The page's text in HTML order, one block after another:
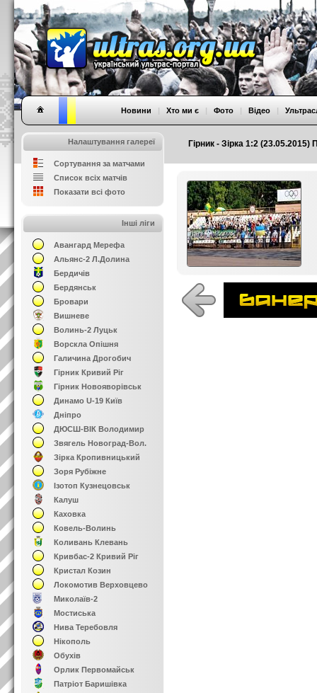
Гірник - Зірка 1:2 (23.05.2015)
Новини | Хто ми є | Фото | Відео |
Налаштування галереї
Сортування за матчами
Список всіх матчів
Показати всі фото
Інші ліги
Авангард Мерефа
Альянс-2 Л.Долина
Бердичів
Бердянськ
Бровари
Вишневе
Волинь-2 Луцьк
Ворскла Опішня
Галичина Дрогобич
Гірник Кривий Ріг
Гірник Новояворівськ
Динамо U-19 Київ
Дніпро
ДЮСШ-ВІК Володимир
Звягель Новоград-Вол.
Зірка Кропивницький
Зоря Рубіжне
Ізотоп Кузнецовськ
Калуш
Каховка
Ковель-Волинь
Коливань Клевань
Кривбас-2 Кривий Ріг
Кристал Козин
Локомотив Верховцево
Миколаїв-2
Мостиська
Нива Теребовля
Нікополь
Обухів
Орлик Первомайськ
Патріот Баришівка